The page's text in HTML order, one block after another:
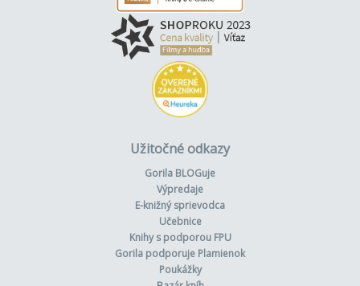
Užitočné odkazy
Gorila BLOGuje
Výpredaje
E-knižný sprievodca
Učebnice
Knihy s podporou FPU
Gorila podporuje Plamienok
Poukážky